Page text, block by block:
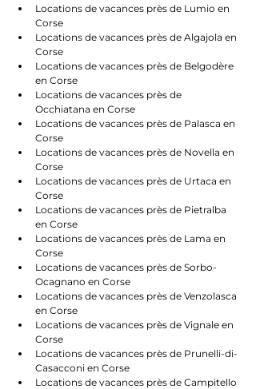
Locations de vacances près de Lumio en
Corse
Locations de vacances près de Algajola en
Corse
Locations de vacances près de Belgodère
en Corse
Locations de vacances près de
Occhiatana en Corse
Locations de vacances près de Palasca en
Corse
Locations de vacances près de Novella en
Corse
Locations de vacances près de Urtaca en
Corse
Locations de vacances près de Pietralba
en Corse
Locations de vacances près de Lama en
Corse
Locations de vacances près de Sorbo-
Ocagnano en Corse
Locations de vacances près de Venzolasca
en Corse
Locations de vacances près de Vignale en
Corse
Locations de vacances près de Prunelli-di-
Casacconi en Corse
Locations de vacances près de Campitello